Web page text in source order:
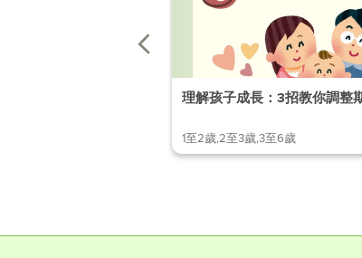
理解孩子成長：3招教你調整
1至2歲,2至3歲,3至6歲